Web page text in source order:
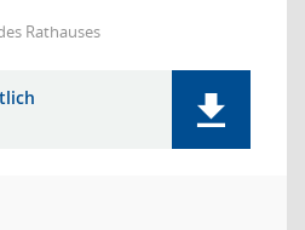
Rathauses